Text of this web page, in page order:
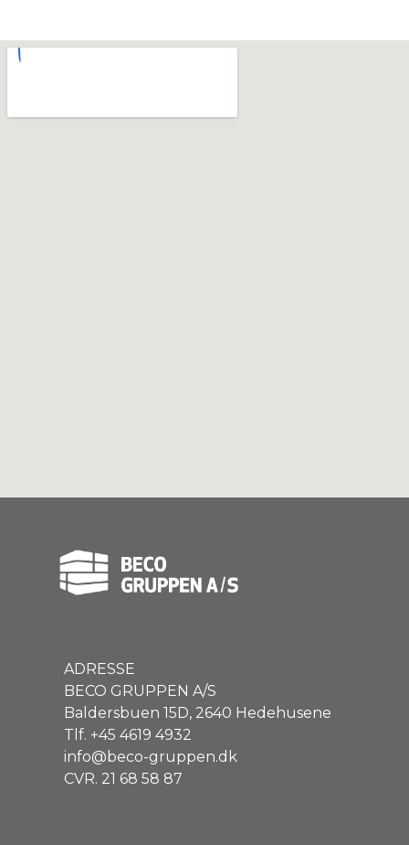
ADRESSE
BECO GRUPPEN A/S
Baldersbuen 15D, 2640 Hedehusene
Tlf. +45 4619 4932
info@beco-gruppen.dk
CVR. 21 68 58 87